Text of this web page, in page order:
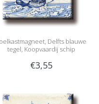
Delfts blauwe
tegel, Koopvaardij schip
€3,55